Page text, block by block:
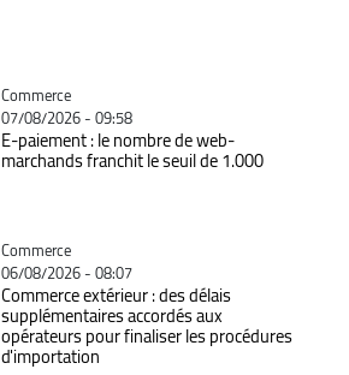
Catégorie
Commerce
07/08/2026 - 09:58
E-paiement : le nombre de web-
marchands franchit le seuil de 1.000
Catégorie
Commerce
06/08/2026 - 08:07
Commerce extérieur : des délais
supplémentaires accordés aux
opérateurs pour finaliser les procédures
d'importation